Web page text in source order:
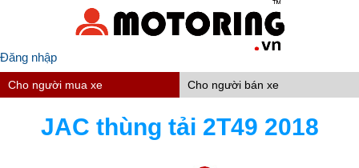
Đăng nhập
Cho người mua xe Cho người bán xe
JAC thùng tải 2T49 2018